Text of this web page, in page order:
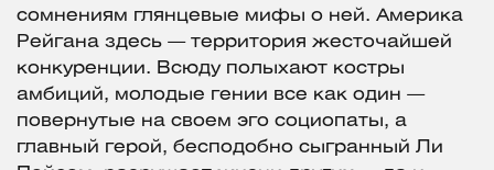
сомнениям глянцевые мифы о ней. Америка
Рейгана здесь — территория жесточайшей
конкуренции. Всюду полыхают костры
амбиций, молодые гении все как один —
повернутые на своем эго социопаты, а
главный герой, бесподобно сыгранный Ли